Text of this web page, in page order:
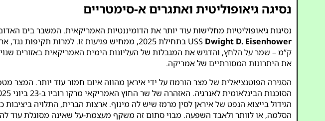
נסיגה גיאופוליטית ואתגרים א-סימטריים
נסיגות גיאופוליטיות מחלישות עוד יותר את הדומיננטיות האמריקאית. המשבר בים
USS Dwight D. Eisenhower
ק”מ – שמר על הלחץ, והדגיש את המגבלות של העליונות הימית האמריקאית באזורים
את היתרונות המסורתיים של אמריקה.
הסוכנות הבינלאומית לאנרגיה. האזהרה של שר החוץ האמריקאי מרקו רוביו ב-23 ביוני 2025 ב-
הסלמה, או לוותר ולאבד השפעה. מבוי סתום זה משקף מעצמת-על שאינה מסוגלת עוד